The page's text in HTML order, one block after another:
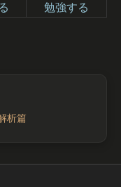
勉強する
析篇